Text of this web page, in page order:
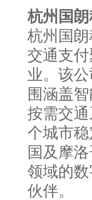
杭州 国朗
杭州国
交通支
业。该
围涵盖
按需交
个城市
国及摩
领域的
伙伴。